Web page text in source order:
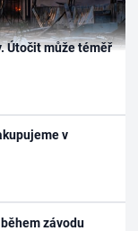
Útočit může téměř
v
závodu